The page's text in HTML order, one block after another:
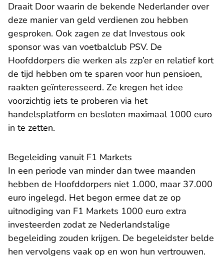
Draait Door waarin de bekende Nederlander over
deze manier van geld verdienen zou hebben
gesproken. Ook zagen ze dat Investous ook
sponsor was van voetbalclub PSV. De
Hoofddorpers die werken als zzp’er en relatief kort
de tijd hebben om te sparen voor hun pensioen,
raakten geïnteresseerd. Ze kregen het idee
voorzichtig iets te proberen via het
handelsplatform en besloten maximaal 1000 euro
in te zetten.
Begeleiding vanuit F1 Markets
In een periode van minder dan twee maanden
hebben de Hoofddorpers niet 1.000, maar 37.000
euro ingelegd. Het begon ermee dat ze op
uitnodiging van F1 Markets 1000 euro extra
investeerden zodat ze Nederlandstalige
begeleiding zouden krijgen. De begeleidster belde
hen vervolgens vaak op en won hun vertrouwen.